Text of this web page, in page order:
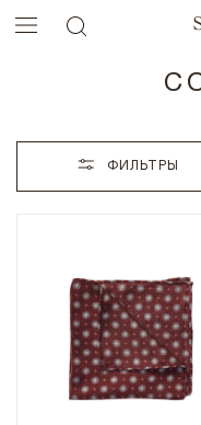
ФИЛЬТРЫ